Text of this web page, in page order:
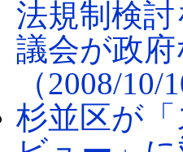
法規制検
議会が政
（2008/10/
杉並区が